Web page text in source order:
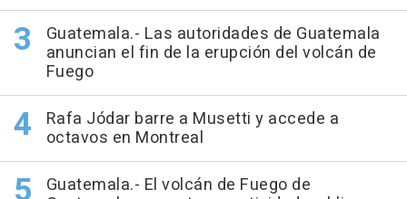
Guatemala.- Las autoridades de Guatemala
anuncian el fin de la erupción del volcán de
Fuego
Rafa Jódar barre a Musetti y accede a
octavos en Montreal
Guatemala.- El volcán de Fuego de